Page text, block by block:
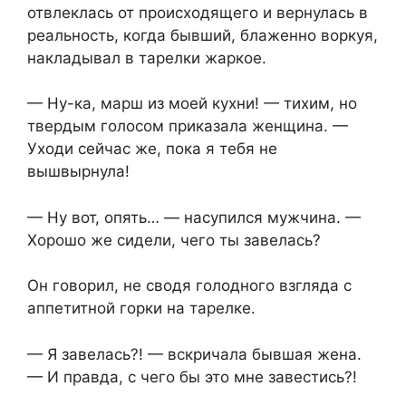
отвлеклась от происходящего и вернулась в
реальность, когда бывший, блаженно воркуя,
накладывал в тарелки жаркое.
— Ну-ка, марш из моей кухни! — тихим, но
твердым голосом приказала женщина. —
Уходи сейчас же, пока я тебя не
вышвырнула!
— Ну вот, опять… — насупился мужчина. —
Хорошо же сидели, чего ты завелась?
Он говорил, не сводя голодного взгляда с
аппетитной горки на тарелке.
— Я завелась?! — вскричала бывшая жена.
— И правда, с чего бы это мне завестись?!